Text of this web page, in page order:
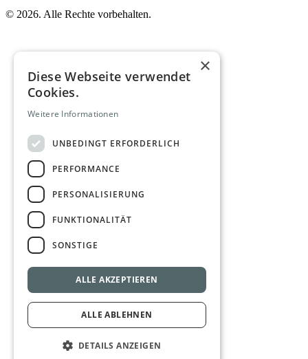
© 2026. Alle Rechte vorbehalten.
×
Diese Webseite verwendet
Cookies.
Weitere Informationen
UNBEDINGT ERFORDERLICH
PERFORMANCE
PERSONALISIERUNG
FUNKTIONALITÄT
SONSTIGE
ALLE AKZEPTIEREN
ALLE ABLEHNEN
DETAILS ANZEIGEN